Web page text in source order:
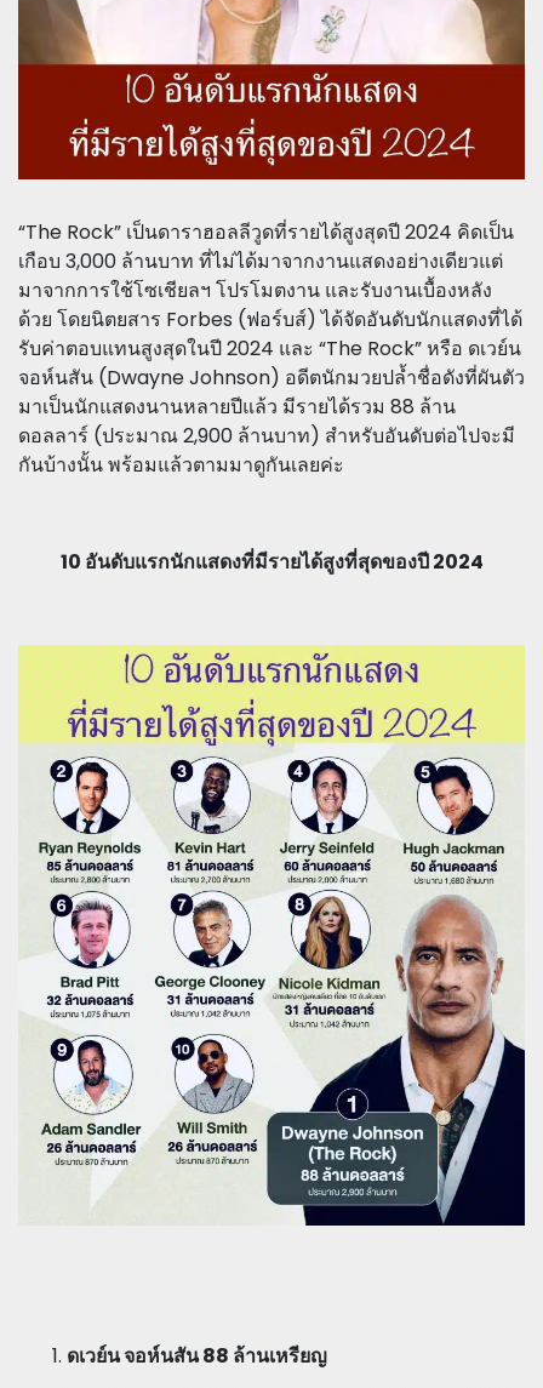
“The Rock” เป็นดาราฮอลลีวูดที่รายได้สูงสุดปี 2024 คิดเป็น
เกือบ 3,000 ล้านบาท ที่ไม่ได้มาจากงานแสดงอย่างเดียวแต่
มาจากการใช้โซเชียลฯ โปรโมตงาน และรับงานเบื้องหลัง
ด้วย โดยนิตยสาร Forbes (ฟอร์บส์) ได้จัดอันดับนักแสดงที่ได้
รับค่าตอบแทนสูงสุดในปี 2024 และ “The Rock” หรือ ดเวย์น
จอห์นสัน (Dwayne Johnson) อดีตนักมวยปล้ำชื่อดังที่ผันตัว
มาเป็นนักแสดงนานหลายปีแล้ว มีรายได้รวม 88 ล้าน
ดอลลาร์ (ประมาณ 2,900 ล้านบาท) สำหรับอันดับต่อไปจะมี
กันบ้างนั้น พร้อมแล้วตามมาดูกันเลยค่ะ
10 อันดับแรกนักแสดงที่มีรายได้สูงที่สุดของปี 2024
ดเวย์น จอห์นสัน 88 ล้านเหรียญ